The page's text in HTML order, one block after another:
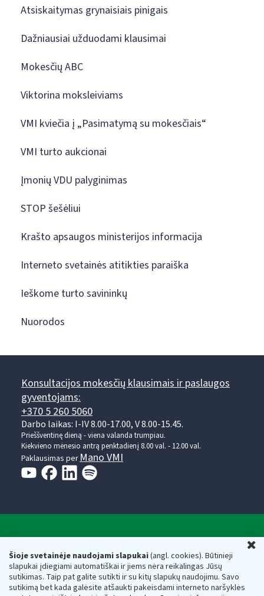
Šioje svetainėje naudojami slapukai(angl. cookies). Būtinieji
slapukai įdiegiami automatiškai ir jiems nėra reikalingas Jūsų
sutikimas. Taip pat galite sutikti ir su kitų slapukų naudojimu. Savo
sutikimą bet kada galėsite atšaukti pakeisdami interneto naršyklės
Atsiskaitymas grynaisiais pinigais
Dažniausiai užduodami klausimai
Mokesčių ABC
Viktorina moksleiviams
VMI kviečia į „Pasimatymą su mokesčiais“
VMI turto aukcionai
Įmonių VDU palyginimas
STOP šešėliui
Krašto apsaugos ministerijos informacija
Interneto svetainės atitikties paraiška
Ieškome turto savininkų
Nuorodos
Konsultacijos mokesčių klausimais ir paslaugos
gyventojams:
+370 5 260 5060
Darbo laikas: I-IV 8.00-17.00, V 8.00-15.45.
Prieššventinę dieną - viena valanda trumpiau.
Kiekvieno mėnesio antrą penktadienį 8.00 val. - 12.00 val.
Paklausimas per Mano VMI
Respublikos finansų ministerijos
Biudžetinė įstaiga. Juridinio asmens kodas — 188659752,
adresas: Vasario 16-osios g. 14, 01107 Vilnius, Lietuva, el.paštas: